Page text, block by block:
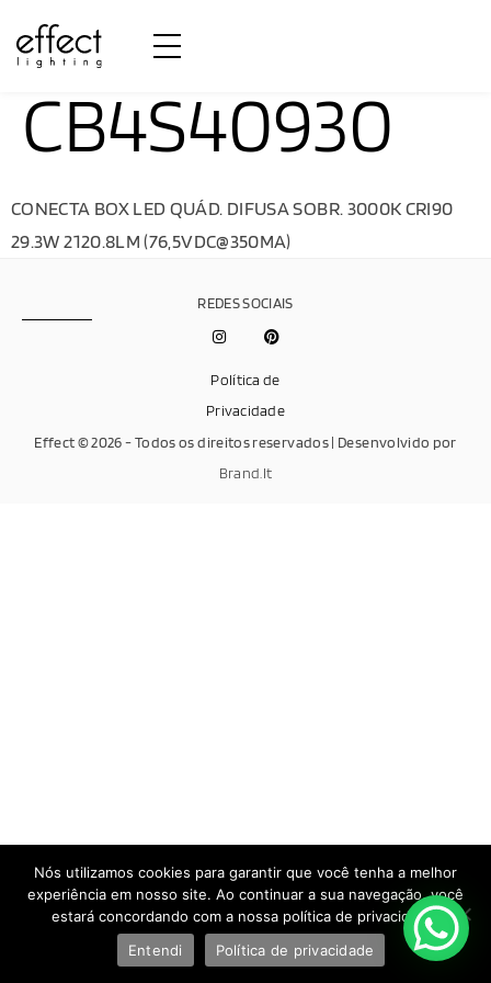
CB4S40930
CONECTA BOX LED QUÁD. DIFUSA SOBR. 3000K CRI90
29.3W 2120.8LM (76,5VDC@350MA)
Effect © 2026 - Todos os direitos reservados | Desenvolvido por
Brand.It
Política de
Privacidade
REDES SOCIAIS
Nós utilizamos cookies para garantir que você tenha a melhor
experiência em nosso site. Ao continuar a sua navegação, você
estará concordando com a nossa política de privacidade.
Entendi
Política de privacidade